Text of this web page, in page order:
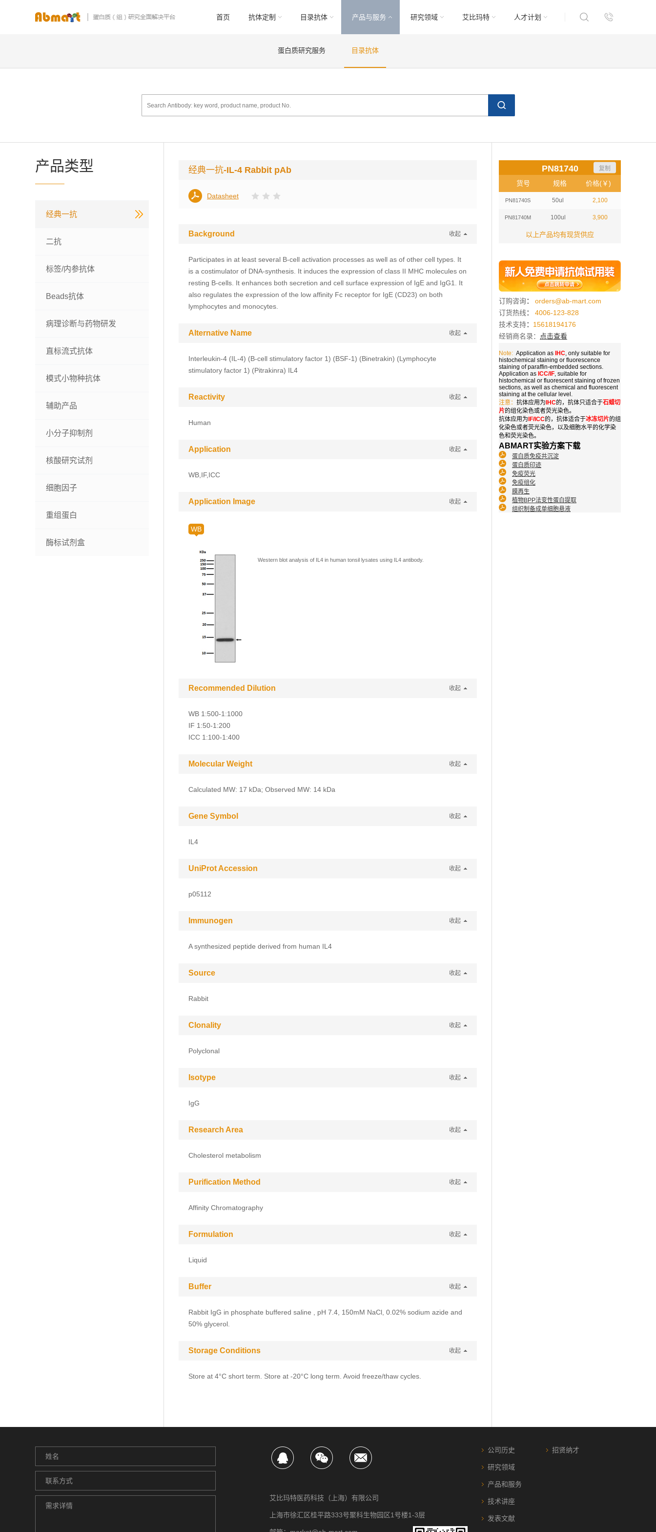
首页 抗体定制 目录抗体 产品与服务 研究领域 艾比玛特 人才计划
蛋白质研究服务 目录抗体
产品类型
经典一抗
二抗
标签/内参抗体
Beads抗体
病理诊断与药物研发
直标流式抗体
模式小物种抗体
辅助产品
小分子抑制剂
核酸研究试剂
细胞因子
重组蛋白
酶标试剂盒
PN81740 复制
货号 规格 价格(￥)
PN81740S 50ul 2,100
PN81740M 100ul 3,900
以上产品均有现货供应
订购咨询：
orders@ab-mart.com
订货热线：
4006-123-828
技术支持： 15618194176
经销商名录：
点击查看
Note: Application as IHC, only suitable for
histochemical staining or fluorescence
staining of paraffin-embedded sections.
Application as ICC/IF, suitable for
histochemical or fluorescent staining of frozen
sections, as well as chemical and fluorescent
staining at the cellular level.
注意： 抗体应用为 IHC的，抗体只适合于石蜡切
片的组化染色或者荧光染色。
抗体应用为 IF/ICC的，抗体适合于冰冻切片的组
化染色或者荧光染色，以及细胞水平的化学染
色和荧光染色。
ABMART实验方案下载
蛋白质免疫共沉淀
蛋白质印迹
免疫荧光
免疫组化
膜再生
植物BPP法变性蛋白提取
组织制备成单细胞悬液
经典一抗-IL-4 Rabbit pAb
Datasheet
Background 收起
Participates in at least several B-cell activation processes as well as of other cell types. It
is a costimulator of DNA-synthesis. It induces the expression of class II MHC molecules on
resting B-cells. It enhances both secretion and cell surface expression of IgE and IgG1. It
also regulates the expression of the low affinity Fc receptor for IgE (CD23) on both
lymphocytes and monocytes.
Alternative Name 收起
Interleukin-4 (IL-4) (B-cell stimulatory factor 1) (BSF-1) (Binetrakin) (Lymphocyte
stimulatory factor 1) (Pitrakinra) IL4
Reactivity 收起
Human
Application 收起
WB,IF,ICC
Application Image 收起
WB
Western blot analysis of IL4 in human tonsil lysates using IL4 antibody.
Recommended Dilution 收起
WB 1:500-1:1000
IF 1:50-1:200
ICC 1:100-1:400
Molecular Weight 收起
Calculated MW: 17 kDa; Observed MW: 14 kDa
Gene Symbol 收起
IL4
UniProt Accession 收起
p05112
Immunogen 收起
A synthesized peptide derived from human IL4
Source 收起
Rabbit
Clonality 收起
Polyclonal
Isotype 收起
IgG
Research Area 收起
Cholesterol metabolism
Purification Method 收起
Affinity Chromatography
Formulation 收起
Liquid
Buffer 收起
Rabbit IgG in phosphate buffered saline , pH 7.4, 150mM NaCl, 0.02% sodium azide and
50% glycerol.
Storage Conditions 收起
Store at 4°C short term. Store at -20°C long term. Avoid freeze/thaw cycles.
艾比玛特医药科技（上海）有限公司
上海市徐汇区桂平路333号聚科生物园区1号楼1-3层
公司历史
研究领域
产品和服务
技术讲座
发表文献
招贤纳才